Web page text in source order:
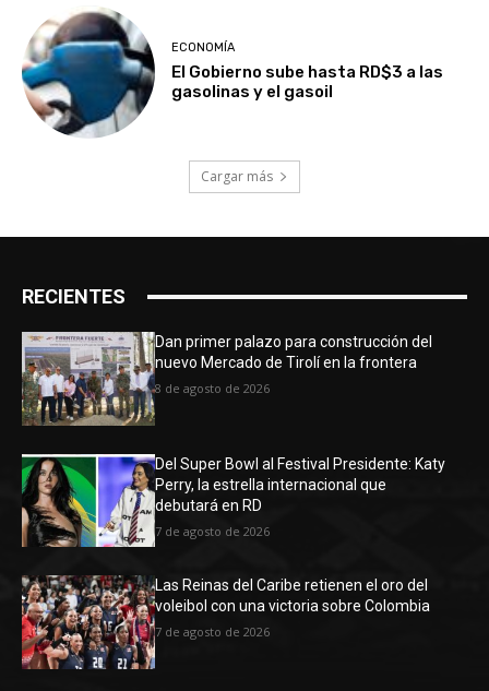
ECONOMÍA
El Gobierno sube hasta RD$3 a las
gasolinas y el gasoil
Cargar más
RECIENTES
Dan primer palazo para construcción del
nuevo Mercado de Tirolí en la frontera
8 de agosto de 2026
Del Super Bowl al Festival Presidente: Katy
Perry, la estrella internacional que
debutará en RD
7 de agosto de 2026
Las Reinas del Caribe retienen el oro del
voleibol con una victoria sobre Colombia
7 de agosto de 2026